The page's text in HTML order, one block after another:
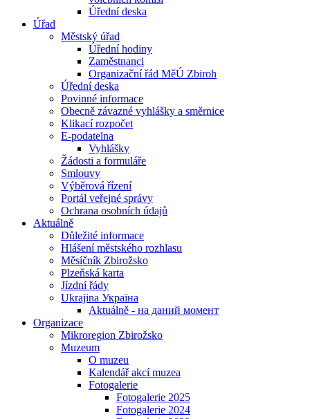
Úřední deska
Úřad
Městský úřad
Úřední hodiny
Zaměstnanci
Organizační řád MěÚ Zbiroh
Úřední deska
Povinné informace
Obecně závazné vyhlášky a směrnice
Klikací rozpočet
E-podatelna
Vyhlášky
Žádosti a formuláře
Smlouvy
Výběrová řízení
Portál veřejné správy
Ochrana osobních údajů
Aktuálně
Důležité informace
Hlášení městského rozhlasu
Měsíčník Zbirožsko
Plzeňská karta
Jízdní řády
Ukrajina Україна
Aktuálně - на даний момент
Organizace
Mikroregion Zbirožsko
Muzeum
O muzeu
Kalendář akcí muzea
Fotogalerie
Fotogalerie 2025
Fotogalerie 2024